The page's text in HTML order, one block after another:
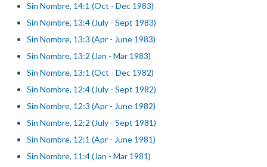
Sin Nombre, 14:1 (Oct - Dec 1983)
Sin Nombre, 13:4 (July - Sept 1983)
Sin Nombre, 13:3 (Apr - June 1983)
Sin Nombre, 13:2 (Jan - Mar 1983)
Sin Nombre, 13:1 (Oct - Dec 1982)
Sin Nombre, 12:4 (July - Sept 1982)
Sin Nombre, 12:3 (Apr - June 1982)
Sin Nombre, 12:2 (July - Sept 1981)
Sin Nombre, 12:1 (Apr - June 1981)
Sin Nombre, 11:4 (Jan - Mar 1981)